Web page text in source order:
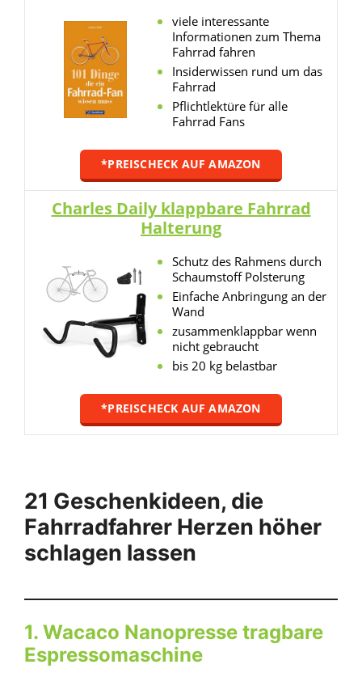
viele interessante
Informationen zum Thema
Fahrrad fahren
Insiderwissen rund um das
Fahrrad
Pflichtlektüre für alle
Fahrrad Fans
*PREISCHECK AUF AMAZON
Charles Daily klappbare Fahrrad
Halterung
Schutz des Rahmens durch
Schaumstoff Polsterung
Einfache Anbringung an der
Wand
zusammenklappbar wenn
nicht gebraucht
bis 20 kg belastbar
*PREISCHECK AUF AMAZON
21 Geschenkideen, die
Fahrradfahrer Herzen höher
schlagen lassen
1. Wacaco Nanopresse tragbare
Espressomaschine